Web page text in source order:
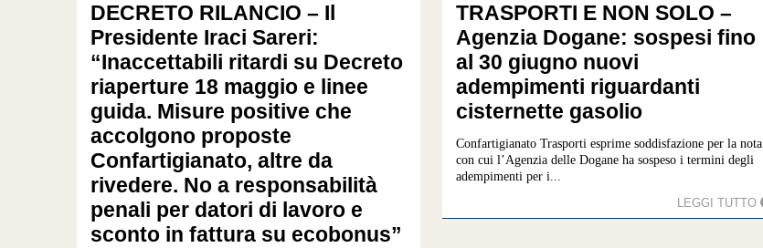
DECRETO RILANCIO – Il
Presidente Iraci Sareri:
“Inaccettabili ritardi su Decreto
riaperture 18 maggio e linee
guida. Misure positive che
accolgono proposte
Confartigianato, altre da
rivedere. No a responsabilità
penali per datori di lavoro e
sconto in fattura su ecobonus”
TRASPORTI E NON SOLO –
Agenzia Dogane: sospesi fino
al 30 giugno nuovi
adempimenti riguardanti
cisternette gasolio
Confartigianato Trasporti esprime soddisfazione per la nota
con cui l’Agenzia delle Dogane ha sospeso i termini degli
adempimenti per i...
LEGGI TUTTO